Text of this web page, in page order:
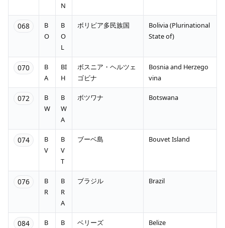
N
068
B
O
B
O
L
ボリビア多民族国
Bolivia (Plurinational
State of)
070
B
A
BI
H
ボスニア・ヘルツェ
ゴビナ
Bosnia and Herzego
vina
072
B
W
B
W
A
ボツワナ Botswana
074
B
V
B
V
T
ブーベ島 Bouvet Island
076
B
R
B
R
A
ブラジル Brazil
084 B B ベリーズ Belize